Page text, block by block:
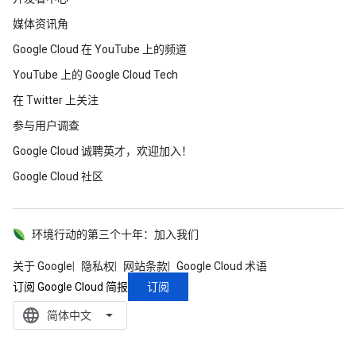
媒体资讯角
Google Cloud 在 YouTube 上的频道
YouTube 上的 Google Cloud Tech
在 Twitter 上关注
参与用户调查
Google Cloud 诚聘英才，欢迎加入！
Google Cloud 社区
关于 Google 隐私权 网站条款 Google Cloud 术语
环境行动的第三个十年：加入我们
订阅 Google Cloud 简报 订阅
language ‪简体中文‬